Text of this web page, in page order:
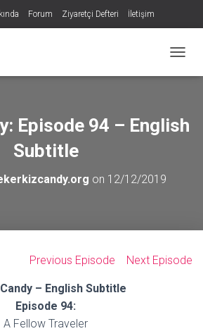
Forum Ziyaretçi Defteri İletişim
Episode 94 – English
Subtitle
on 12/12/2019
Previous Episode Next Episode
– English Subtitle
Episode 94:
A Fellow Traveler